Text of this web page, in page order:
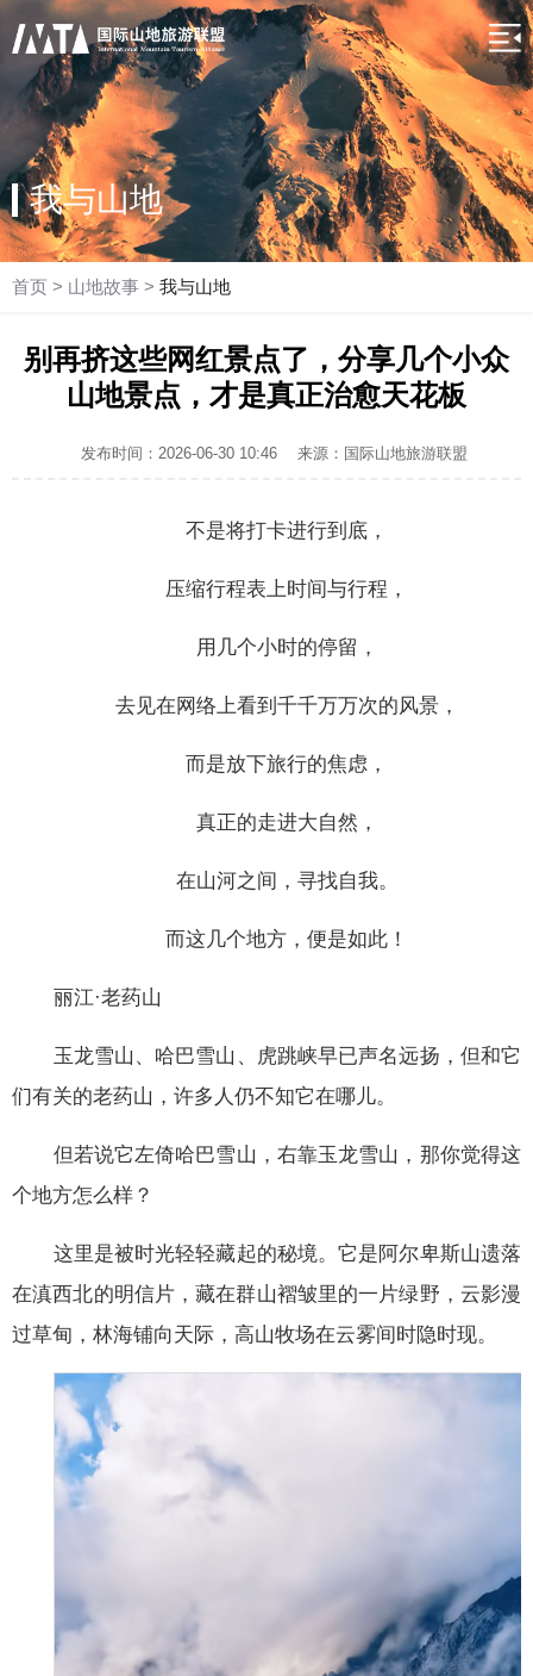
我与山地
首页 > 山地故事 > 我与山地
别再挤这些网红景点了，分享几个小众
山地景点，才是真正治愈天花板
发布时间：2026-06-30 10:46 来源：国际山地旅游联盟
不是将打卡进行到底，
压缩行程表上时间与行程，
用几个小时的停留，
去见在网络上看到千千万万次的风景，
而是放下旅行的焦虑，
真正的走进大自然，
在山河之间，寻找自我。
而这几个地方，便是如此！
丽江·老药山
玉龙雪山、哈巴雪山、虎跳峡早已声名远扬，但和它
们有关的老药山，许多人仍不知它在哪儿。
但若说它左倚哈巴雪山，右靠玉龙雪山，那你觉得这
个地方怎么样？
这里是被时光轻轻藏起的秘境。它是阿尔卑斯山遗落
在滇西北的明信片，藏在群山褶皱里的一片绿野，云影漫
过草甸，林海铺向天际，高山牧场在云雾间时隐时现。